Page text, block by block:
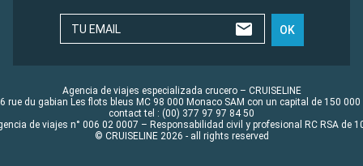
TU EMAIL OK
Agencia de viajes especializada crucero – CRUISELINE
rue du gabian Les flots bleus MC 98 000 Monaco SAM con un capital de 150 000
contact tel : (00) 377 97 97 84 50
de viajes n° 006 02 0007 – Responsabilidad civil y profesional RC RSA de
© CRUISELINE 2026 - all rights reserved